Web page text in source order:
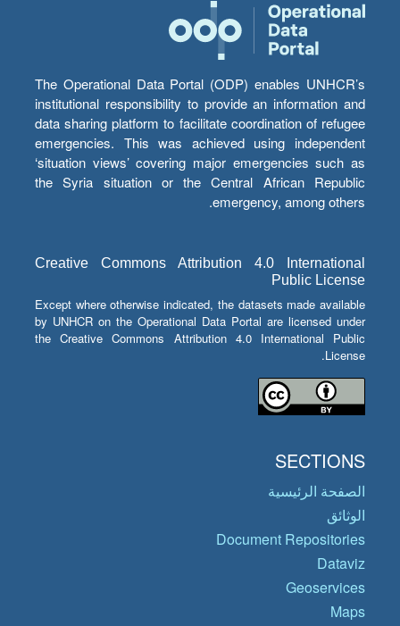
The Operational Data Portal (ODP) enables UNHCR’s
institutional responsibility to provide an information and
data sharing platform to facilitate coordination of refugee
emergencies. This was achieved using independent
‘situation views’ covering major emergencies such as
the Syria situation or the Central African Republic
emergency, among others.
Creative Commons Attribution 4.0 International
Public License
Except where otherwise indicated, the datasets made available
by UNHCR on the Operational Data Portal are licensed under
the Creative Commons Attribution 4.0 International Public
License.
SECTIONS
الصفحة الرئيسية
الوثائق
Document Repositories
Dataviz
Geoservices
Maps